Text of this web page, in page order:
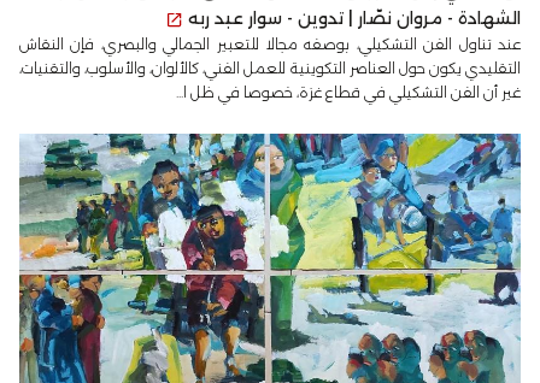
الشهادة - مروان نصّار | تدوين - سوار عبد ربه
عند تناول الفن التشكيلي، بوصفه مجالا للتعبير الجمالي والبصري، فإن النقاش
التقليدي يكون حول العناصر التكوينية للعمل الفني، كالألوان، والأسلوب، والتقنيات،
غير أن الفن التشكيلي في قطاع غزة، خصوصا في ظل ا...